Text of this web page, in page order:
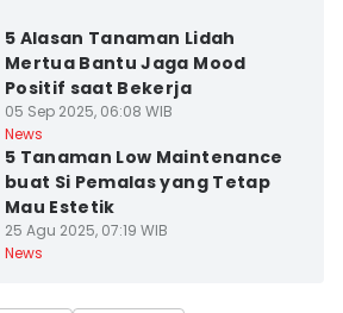
5 Alasan Tanaman Lidah
Mertua Bantu Jaga Mood
Positif saat Bekerja
05 Sep 2025, 06:08 WIB
News
5 Tanaman Low Maintenance
buat Si Pemalas yang Tetap
Mau Estetik
25 Agu 2025, 07:19 WIB
News